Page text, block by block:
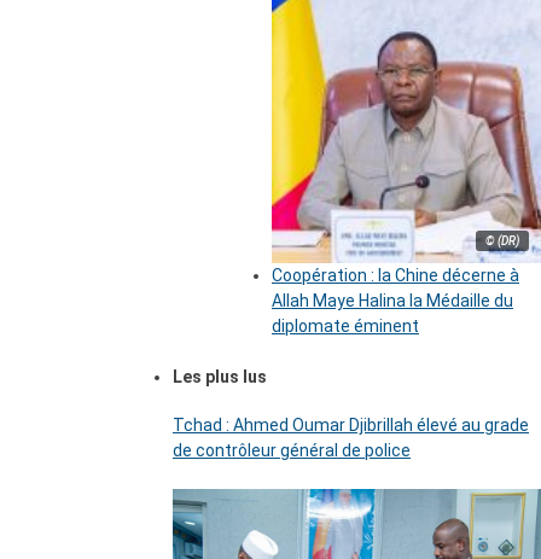
© (DR)
Coopération : la Chine décerne à
Allah Maye Halina la Médaille du
diplomate éminent
Les plus lus
Tchad : Ahmed Oumar Djibrillah élevé au grade
de contrôleur général de police